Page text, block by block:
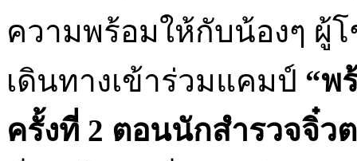
ความพร้อมให้กับน้องๆ ผู้
เดินทางเข้าร่วมแคมป์ “พ
ครั้งที่ 2 ตอนนักสำรวจจิ๋ว